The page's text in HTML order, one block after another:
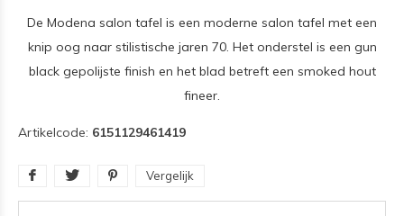
De Modena salon tafel is een moderne salon tafel met een
knip oog naar stilistische jaren 70. Het onderstel is een gun
black gepolijste finish en het blad betreft een smoked hout
fineer.
Artikelcode: 6151129461419
Vergelijk